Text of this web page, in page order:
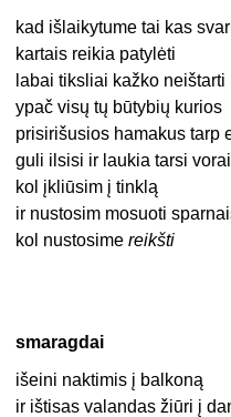
kad išlaikytume tai kas
kartais reikia patylėti
labai tiksliai kažko neištarti
ypač visų tų būtybių kurios
prisirišusios hamakus tarp
guli ilsisi ir laukia tarsi vorai
kol įkliūsim į tinklą
ir nustosim mosuoti
kol nustosimereikšti
smaragdai
išeini naktimis į balkoną
ir ištisas valandas žiūri į